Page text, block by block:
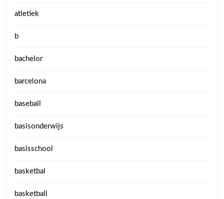
atletiek
b
bachelor
barcelona
baseball
basisonderwijs
basisschool
basketbal
basketball